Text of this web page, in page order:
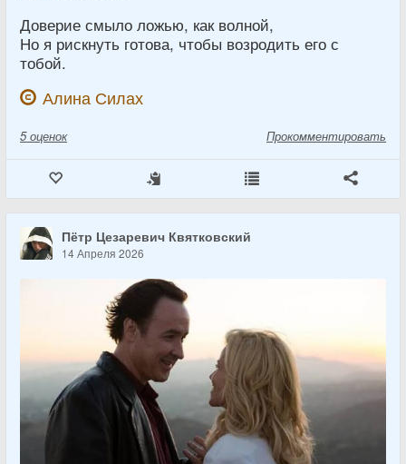
Доверие смыло ложью, как волной,
Но я рискнуть готова, чтобы возродить его с
тобой.
Алина Силах
5 оценок Прокомментировать
Пётр Цезаревич Квятковский
14 Апреля 2026